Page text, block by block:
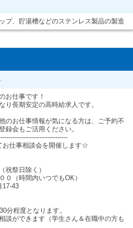
プ、貯湯槽などのステンレス製品の製造
お仕事です！
り長期安定の高時給求人です。
のお仕事情報が気になる方は、ご予約不
録会もご活用ください。
仕事相談会を開催します☆
祝祭日除く）
（時間内いつでもOK）
17-43
分程度となります。
談ができます（学生さん＆在職中の方も